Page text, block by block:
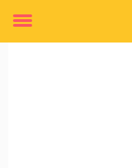
Toggle